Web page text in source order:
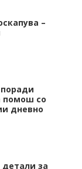
–
помош со
дневно
за